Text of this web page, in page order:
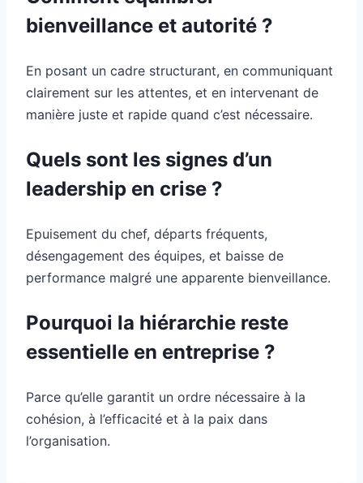
bienveillance et autorité ?
En posant un cadre structurant, en communiquant
clairement sur les attentes, et en intervenant de
manière juste et rapide quand c’est nécessaire.
Quels sont les signes d’un
leadership en crise ?
Epuisement du chef, départs fréquents,
désengagement des équipes, et baisse de
performance malgré une apparente bienveillance.
Pourquoi la hiérarchie reste
essentielle en entreprise ?
Parce qu’elle garantit un ordre nécessaire à la
cohésion, à l’efficacité et à la paix dans
l’organisation.